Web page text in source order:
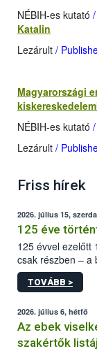
NÉBIH-es kutató
Katalin
Lezárult /
Magyarországi
NÉBIH-es kutató
Lezárult /
Friss hírek
2026. július 15, szerda
125 éve
125 évvel ezelőtt
csak részben – a
állomás a Kis
tervezett új
TOVÁBB >
2026. július 6, hétfő
Az ebek
szakértők